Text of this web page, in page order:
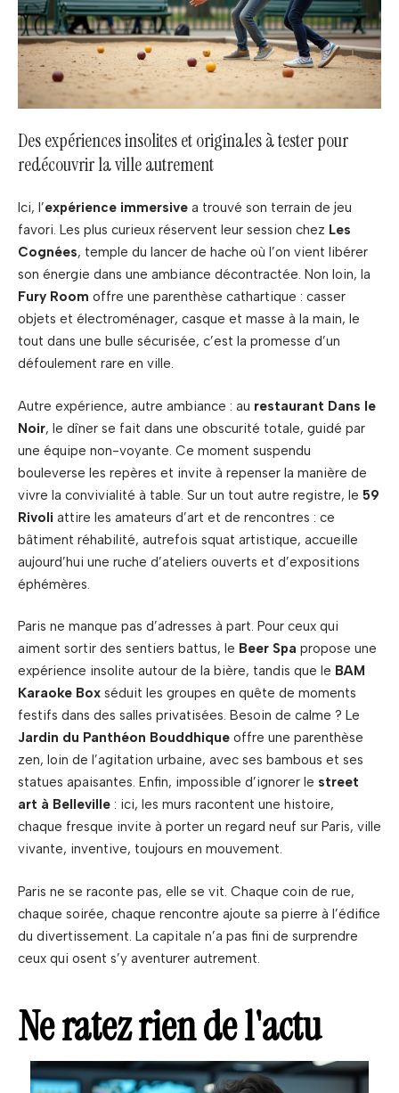
Des expériences insolites et originales à tester pour
redécouvrir la ville autrement
Ici, l’expérience immersive a trouvé son terrain de jeu
favori. Les plus curieux réservent leur session chez Les
Cognées, temple du lancer de hache où l’on vient libérer
son énergie dans une ambiance décontractée. Non loin, la
Fury Room offre une parenthèse cathartique : casser
objets et électroménager, casque et masse à la main, le
tout dans une bulle sécurisée, c’est la promesse d’un
défoulement rare en ville.
Autre expérience, autre ambiance : au restaurant Dans le
Noir, le dîner se fait dans une obscurité totale, guidé par
une équipe non-voyante. Ce moment suspendu
bouleverse les repères et invite à repenser la manière de
vivre la convivialité à table. Sur un tout autre registre, le 59
Rivoli attire les amateurs d’art et de rencontres : ce
bâtiment réhabilité, autrefois squat artistique, accueille
aujourd’hui une ruche d’ateliers ouverts et d’expositions
éphémères.
Paris ne manque pas d’adresses à part. Pour ceux qui
aiment sortir des sentiers battus, le Beer Spa propose une
expérience insolite autour de la bière, tandis que le BAM
Karaoke Box séduit les groupes en quête de moments
festifs dans des salles privatisées. Besoin de calme ? Le
Jardin du Panthéon Bouddhique offre une parenthèse
zen, loin de l’agitation urbaine, avec ses bambous et ses
statues apaisantes. Enfin, impossible d’ignorer le street
art à Belleville : ici, les murs racontent une histoire,
chaque fresque invite à porter un regard neuf sur Paris, ville
vivante, inventive, toujours en mouvement.
Paris ne se raconte pas, elle se vit. Chaque coin de rue,
chaque soirée, chaque rencontre ajoute sa pierre à l’édifice
du divertissement. La capitale n’a pas fini de surprendre
ceux qui osent s’y aventurer autrement.
Ne ratez rien de l'actu